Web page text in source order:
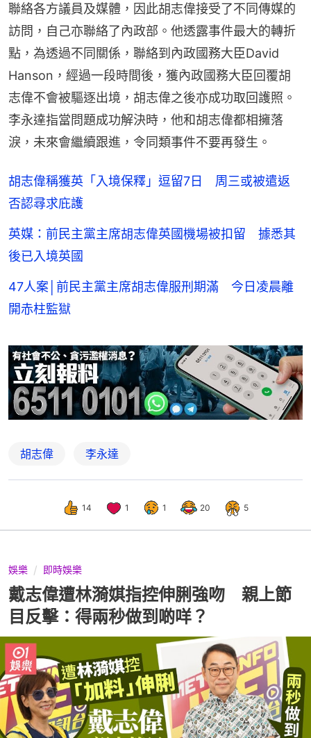
聯絡各方議員及媒體，因此胡志偉接受了不同傳媒的
訪問，自己亦聯絡了內政部。他透露事件最大的轉折
點，為透過不同關係，聯絡到內政國務大臣David
Hanson，經過一段時間後，獲內政國務大臣回覆胡
志偉不會被驅逐出境，胡志偉之後亦成功取回護照。
李永達指當問題成功解決時，他和胡志偉都相擁落
淚，未來會繼續跟進，令同類事件不要再發生。
胡志偉稱獲英「入境保釋」逗留7日 周三或被遣返
否認尋求庇護
英媒：前民主黨主席胡志偉英國機場被扣留 據悉其
後已入境英國
47人案│前民主黨主席胡志偉服刑期滿 今日凌晨離
開赤柱監獄
胡志偉 李永達
14 1 1 20 5
娛樂 即時娛樂
戴志偉遭林漪娸指控伸脷強吻 親上節
目反擊：得兩秒做到啲咩？